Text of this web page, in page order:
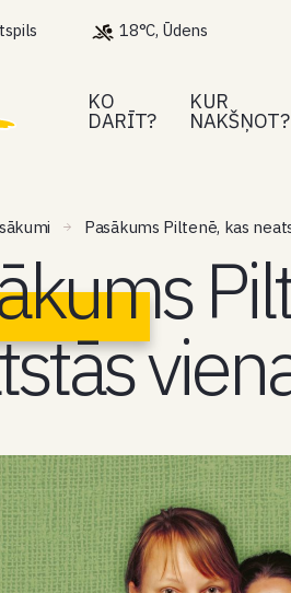
18°C, Ūdens
KO
DARĪT?
KUR
NAKŠŅOT?
Pasākums Piltenē, kas